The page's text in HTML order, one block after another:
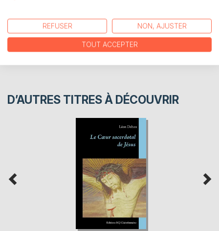
AVIS
D’AUTRES TITRES À DÉCOUVRIR
REFUSER NON, AJUSTER
TOUT ACCEPTER